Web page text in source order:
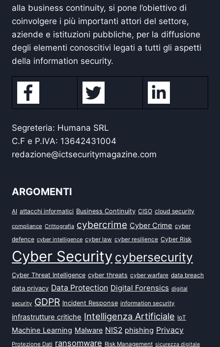
alla business continuity, si pone l’obiettivo di
coinvolgere i più importanti attori del settore,
aziende e istituzioni pubbliche, per la diffusione
degli elementi conoscitivi legati a tutti gli aspetti
della information security.
Segreteria: Humana SRL
C.F e P.IVA: 13642431004
redazione@ictsecuritymagazine.com
ARGOMENTI
AI attacchi informatici Business Continuity CISO cloud security
compliance Crittografia cybercrime Cyber Crime cyber
defence cyber intelligence cyber law cyber resilience Cyber Risk
Cyber Security cybersecurity
Cyber Threat Intelligence cyber threats cyber warfare data breach
data privacy Data Protection Digital Forensics digital
security GDPR Incident Response information security
infrastrutture critiche Intelligenza Artificiale IoT
Machine Learning Malware NIS2 phishing Privacy
Protezione Dati ransomware Risk Management sicurezza digitale